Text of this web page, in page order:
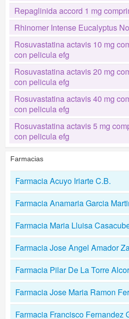
Repaglinida accord 1 mg
Rhinomer Intense Eucalyptus
Rosuvastatina actavis 10 mg
con pelicula efg
Rosuvastatina actavis 20 mg
con pelicula efg
Rosuvastatina actavis 40 mg
con pelicula efg
Rosuvastatina actavis 5 mg
con pelicula efg
Farmacias
Farmacia Acuyo Iriarte C.B.
Farmacia Anamaria Garcia
Farmacia Maria Lluisa
Farmacia Jose Angel Amador
Farmacia Pilar De La Torre
Farmacia Jose Maria Ramon
Farmacia Francisco Fernandez